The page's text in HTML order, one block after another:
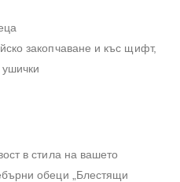
закопчаване и къс щифт,
в стила на вашето
обеци „Блестящи